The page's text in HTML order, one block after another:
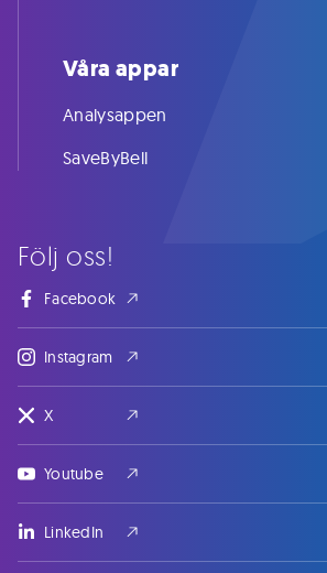
Följ oss!
Facebook
Instagram
X
Youtube
LinkedIn
Våra appar
Analysappen
SaveByBell